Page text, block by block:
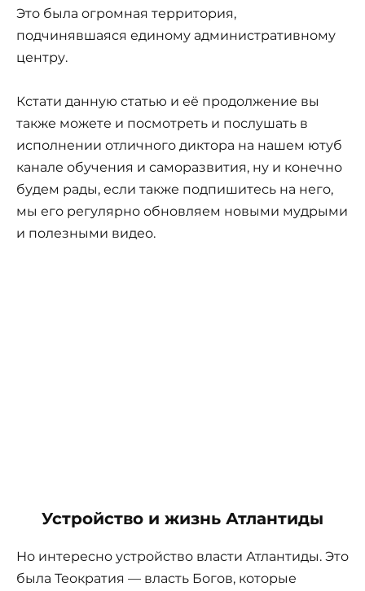
Это была огромная территория,
подчинявшаяся единому административному
центру.
Кстати данную статью и её продолжение вы
также можете и посмотреть и послушать в
исполнении отличного диктора на нашем ютуб
канале обучения и саморазвития, ну и конечно
будем рады, если также подпишитесь на него,
мы его регулярно обновляем новыми мудрыми
и полезными видео.
Устройство и жизнь Атлантиды
Но интересно устройство власти Атлантиды. Это
была Теократия — власть Богов, которые